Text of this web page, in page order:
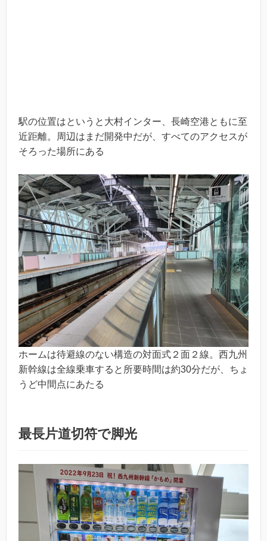
駅の位置はというと大村インター、長崎空港ともに至
近距離。周辺はまだ開発中だが、すべてのアクセスが
そろった場所にある
ホームは待避線のない構造の対面式２面２線。西九州
新幹線は全線乗車すると所要時間は約30分だが、ちょ
うど中間点にあたる
最長片道切符で脚光